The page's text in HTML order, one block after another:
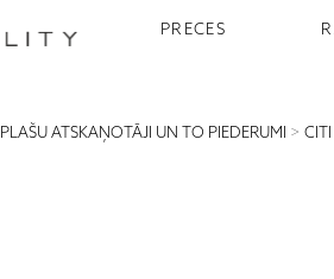
PRECES
PLAŠU ATSKAŅOTĀJI UN TO PIEDERUMI > CITI